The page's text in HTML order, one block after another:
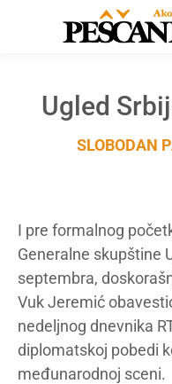
Ugled
SLOBODAN
I pre formalnog
Generalne skupštine
septembra,
Vuk Jeremić
nedeljnog dnevnika
diplomatskoj pobedi
međunarodnoj sceni.